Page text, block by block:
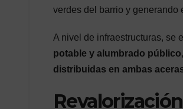
verdes del barrio y generando
A nivel de infraestructuras, se
potable y alumbrado público
distribuidas en ambas